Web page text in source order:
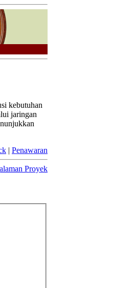
kebutuhan
jaringan
| Penawaran
Proyek